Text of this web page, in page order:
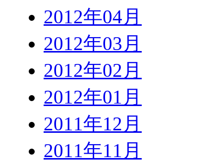
2012年04月
2012年03月
2012年02月
2012年01月
2011年12月
2011年11月